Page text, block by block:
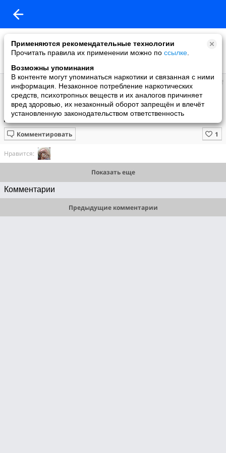
Применяются рекомендательные технологии
Прочитать правила их применении можно по ссылке
Возможны упоминания
В контенте могут упоминаться наркотики и связанная с ними
информация. Незаконное потребление наркотических
средств, психотропных веществ и их аналогов причиняет
вред здоровью, их незаконный оборот запрещён и влечёт
установленную законодательством ответственность
Виктор
добавил видео
15.02.2021
Сергій Баневич. Дванадцять місяців. Київська муніціпальна опера
для дітей та юнацтва (7 лютого 2019)
Комментировать
Нравится:
Показать еще
Комментарии
Предыдущие комментарии